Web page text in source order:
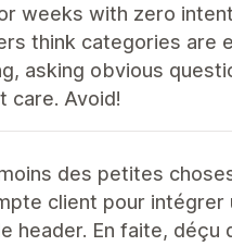
weeks with zero
think categories are
asking obvious
care. Avoid!
des petites
client pour intégrer
header. En faite,